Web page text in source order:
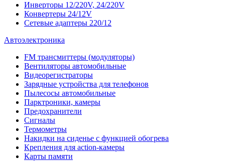
Инверторы 12/220V, 24/220V
Конвертеры 24/12V
Сетевые адаптеры 220/12
Автоэлектроника
FM трансмиттеры (модуляторы)
Вентиляторы автомобильные
Видеорегистраторы
Зарядные устройства для телефонов
Пылесосы автомобильные
Парктроники, камеры
Предохранители
Сигналы
Термометры
Накидки на сиденье с функцией обогрева
Крепления для action-камеры
Карты памяти